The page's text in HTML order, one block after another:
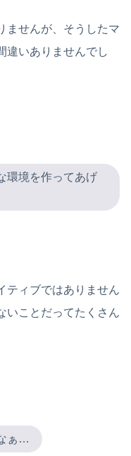
ませんが、そうしたマ
違いありませんでし
環境を作ってあげ
ティブではありません
いことだってたくさん
ぁ…